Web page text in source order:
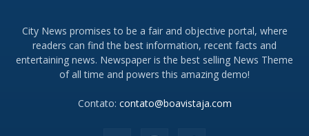
City News promises to be a fair and objective portal, where
readers can find the best information, recent facts and
entertaining news. Newspaper is the best selling News Theme
of all time and powers this amazing demo!
Contato: contato@boavistaja.com